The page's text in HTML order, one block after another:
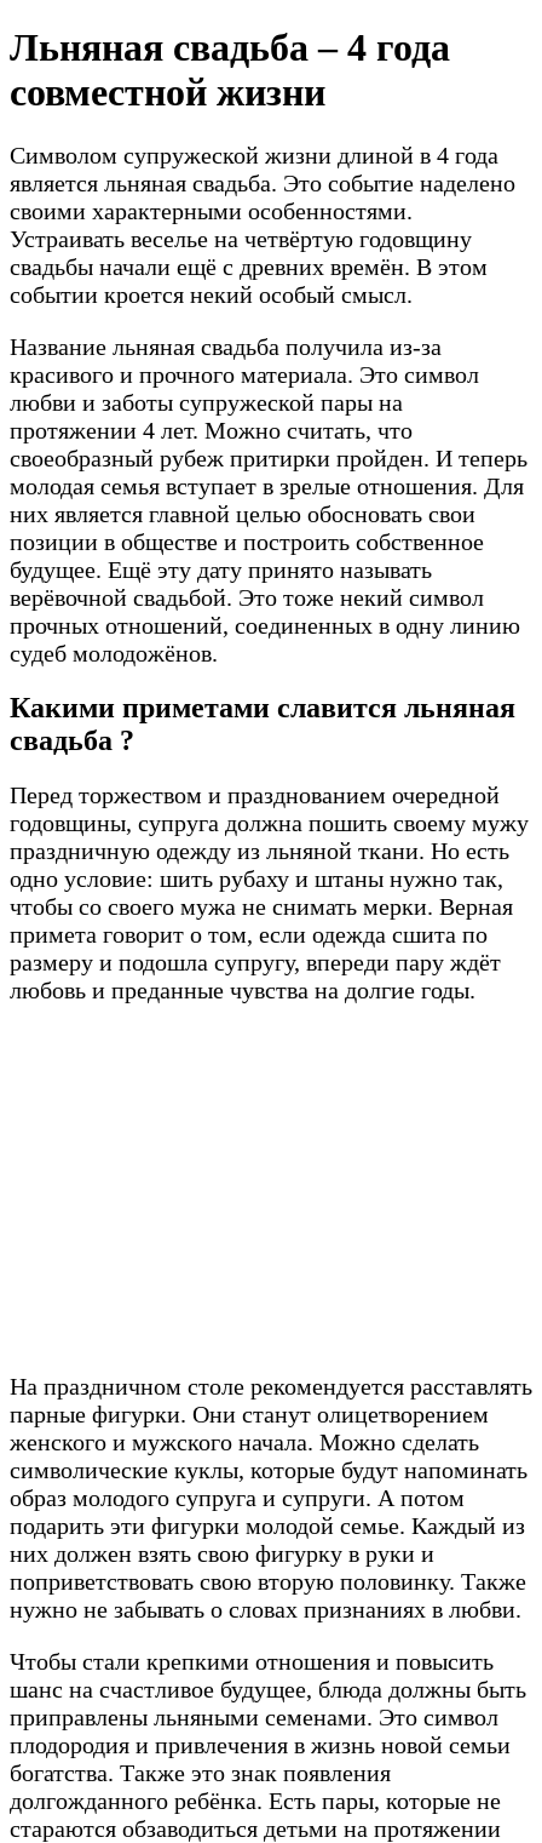
Перейти
к
Льняная свадьба – 4 года
совместной жизни
Символом супружеской жизни длиной в 4 года
является льняная свадьба. Это событие наделено
своими характерными особенностями.
Устраивать веселье на четвёртую годовщину
свадьбы начали ещё с древних времён. В этом
событии кроется некий особый смысл.
Название льняная свадьба получила из-за
красивого и прочного материала. Это символ
любви и заботы супружеской пары на
протяжении 4 лет. Можно считать, что
своеобразный рубеж притирки пройден. И теперь
молодая семья вступает в зрелые отношения. Для
них является главной целью обосновать свои
позиции в обществе и построить собственное
будущее. Ещё эту дату принято называть
верёвочной свадьбой. Это тоже некий символ
прочных отношений, соединенных в одну линию
судеб молодожёнов.
Какими приметами славится льняная
свадьба ?
Перед торжеством и празднованием очередной
годовщины, супруга должна пошить своему мужу
праздничную одежду из льняной ткани. Но есть
одно условие: шить рубаху и штаны нужно так,
чтобы со своего мужа не снимать мерки. Верная
примета говорит о том, если одежда сшита по
размеру и подошла супругу, впереди пару ждёт
любовь и преданные чувства на долгие годы.
На праздничном столе рекомендуется расставлять
парные фигурки. Они станут олицетворением
женского и мужского начала. Можно сделать
символические куклы, которые будут напоминать
образ молодого супруга и супруги. А потом
подарить эти фигурки молодой семье. Каждый из
них должен взять свою фигурку в руки и
поприветствовать свою вторую половинку. Также
нужно не забывать о словах признаниях в любви.
Чтобы стали крепкими отношения и повысить
шанс на счастливое будущее, блюда должны быть
приправлены льняными семенами. Это символ
плодородия и привлечения в жизнь новой семьи
богатства. Также это знак появления
долгожданного ребёнка. Есть пары, которые не
стараются обзаводиться детьми на протяжении